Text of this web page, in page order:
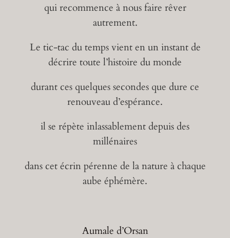
qui recommence à nous faire rêver
autrement.
Le tic-tac du temps vient en un instant de
décrire toute l’histoire du monde
durant ces quelques secondes que dure ce
renouveau d’espérance.
il se répète inlassablement depuis des
millénaires
dans cet écrin pérenne de la nature à chaque
aube éphémère.
Aumale d’Orsan